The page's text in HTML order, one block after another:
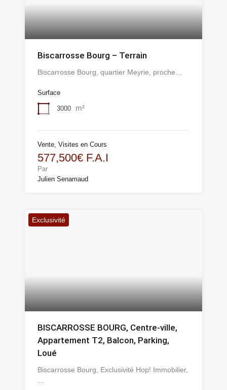
Biscarrosse Bourg – Terrain
Biscarrosse Bourg, quartier Meyrie, proche…
Surface
3000 m²
Vente, Visites en Cours
577,500€ F.A.I
Par
Julien Senamaud
Exclusivité
BISCARROSSE BOURG, Centre-ville,
Appartement T2, Balcon, Parking,
Loué
Biscarrosse Bourg, Exclusivité Hop! Immobilier,